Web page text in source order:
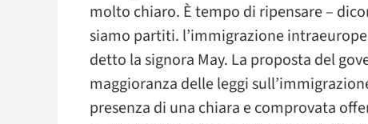
molto chiaro. È tempo di ripensare –
siamo partiti. l’immigrazione
detto la signora May. La proposta del
maggioranza delle leggi
presenza di una chiara e comprovata